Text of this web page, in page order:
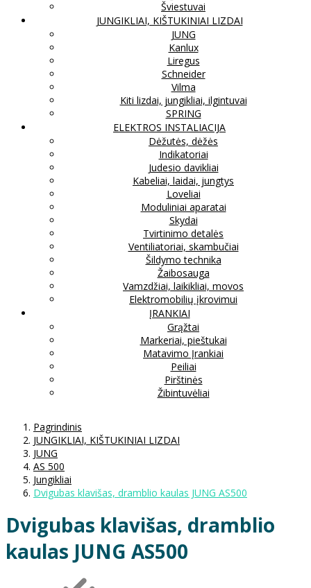
Šviestuvai
JUNGIKLIAI, KIŠTUKINIAI LIZDAI
JUNG
Kanlux
Liregus
Schneider
Vilma
Kiti lizdai, jungikliai, ilgintuvai
SPRING
ELEKTROS INSTALIACIJA
Dėžutės, dėžės
Indikatoriai
Judesio davikliai
Kabeliai, laidai, jungtys
Loveliai
Moduliniai aparatai
Skydai
Tvirtinimo detalės
Ventiliatoriai, skambučiai
Šildymo technika
Žaibosauga
Vamzdžiai, laikikliai, movos
Elektromobilių įkrovimui
ĮRANKIAI
Grąžtai
Markeriai, pieštukai
Matavimo Įrankiai
Peiliai
Pirštinės
Žibintuvėliai
Pagrindinis
JUNGIKLIAI, KIŠTUKINIAI LIZDAI
JUNG
AS 500
Jungikliai
Dvigubas klavišas, dramblio kaulas JUNG AS500
Dvigubas klavišas, dramblio
kaulas JUNG AS500